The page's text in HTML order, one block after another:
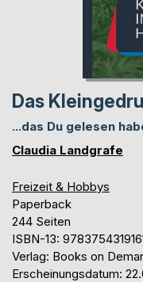
Das
...das Du gelesen
Claudia Landgrafe
Freizeit & Hobbys
Paperback
244 Seiten
ISBN-13:
Verlag: Books on
Erscheinungsdatum: